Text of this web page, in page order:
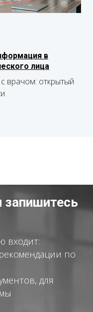
в
лица
врачом: открытый
запишитесь
входит:
по
для